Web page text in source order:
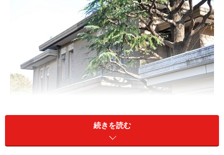
洋館部分の外観。右側は昭和63年に建て替えられた集会室の
続きを読む